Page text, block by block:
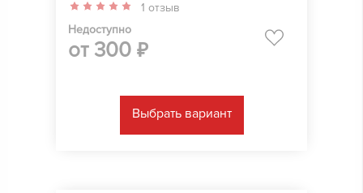
1 отзыв
Недоступно
от 300 ₽
Выбрать вариант